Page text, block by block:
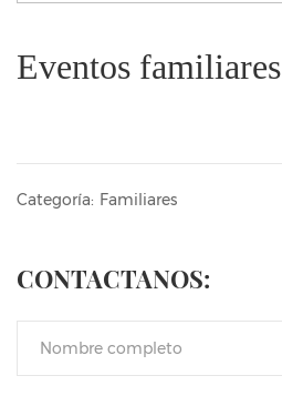
Eventos familiares
Categoría: Familiares
CONTACTANOS: